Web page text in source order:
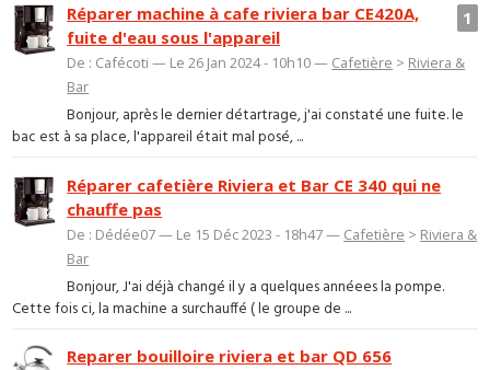
1
Réparer machine à cafe riviera bar CE420A,
fuite d'eau sous l'appareil
De : Cafécoti — Le 26 Jan 2024 - 10h10 — Cafetière > Riviera &
Bar
Bonjour, après le dernier détartrage, j'ai constaté une fuite. le
bac est à sa place, l'appareil était mal posé, ...
Réparer cafetière Riviera et Bar CE 340 qui ne
chauffe pas
De : Dédée07 — Le 15 Déc 2023 - 18h47 — Cafetière > Riviera &
Bar
Bonjour, J'ai déjà changé il y a quelques annéees la pompe.
Cette fois ci, la machine a surchauffé ( le groupe de ...
Reparer bouilloire riviera et bar QD 656